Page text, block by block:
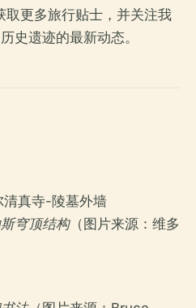
更多旅行贴士，并关注我
史遗迹的最新动态。
穹顶结构（图片来源：维多